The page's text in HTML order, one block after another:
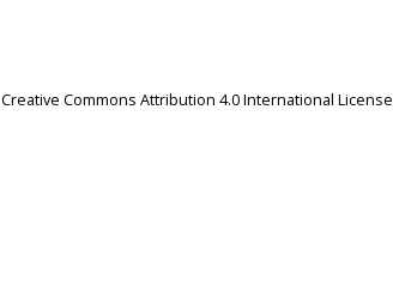
Creative Commons Attribution 4.0 International License